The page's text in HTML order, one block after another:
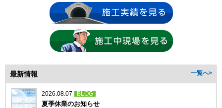
最新情報 一覧へ>
2026.08.07 BLOG
夏季休業のお知らせ